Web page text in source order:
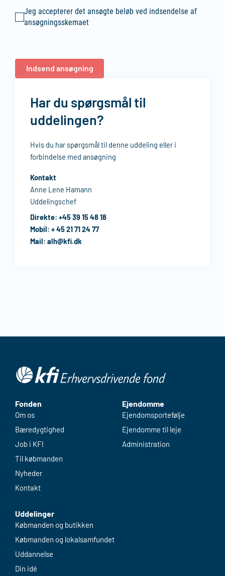
Jeg accepterer det ansøgte beløb ved indsendelse af
Jeg accepterer det ansøgte beløb ved indsendelse af
ansøgningsskemaet
Indsend ansøgning
Har du spørgsmål til
uddelingen?
Hvis du har spørgsmål til denne uddeling eller i
forbindelse med ansøgning
Kontakt
Anne Lene Hamann
Uddelingschef
Direkte: +45 39 15 48 18
Mobil: + 45 21 71 24 77
Mail: alh@kfi.dk
Fonden
Om os
Bæredygtighed
Job i KFI
Til købmanden
Nyheder
Kontakt
Uddelinger
Købmanden og butikken
Købmanden og lokalsamfundet
Uddannelse
Din idé
Ejendomme
Ejendomsportefølje
Ejendomme til leje
Administration